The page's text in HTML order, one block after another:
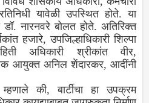
यावेळी उपस्थित होते. या
डॉ. नारनवरे बोलत होते. अतिरिक्त
हजारे, उपजिल्हाधिकारी शिल्पा
अधिकारी श्रीकांत वीर,
आयुक्त अनिल शेंदारकर, आदींनी
म्हणाले की, बार्टीचा हा उपक्रम